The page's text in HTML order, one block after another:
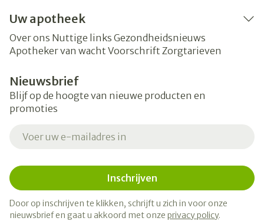
Uw apotheek
Over ons Nuttige links Gezondheidsnieuws
Apotheker van wacht Voorschrift Zorgtarieven
Nieuwsbrief
Blijf op de hoogte van nieuwe producten en
promoties
Inschrijven
Door op inschrijven te klikken, schrijft u zich in voor onze
nieuwsbrief en gaat u akkoord met onze privacy policy.